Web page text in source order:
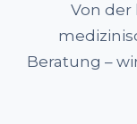
Von
Beratung –